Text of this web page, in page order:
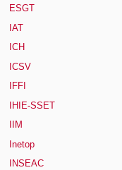
ESGT
IAT
ICH
ICSV
IFFI
IHIE-SSET
IIM
Inetop
INSEAC